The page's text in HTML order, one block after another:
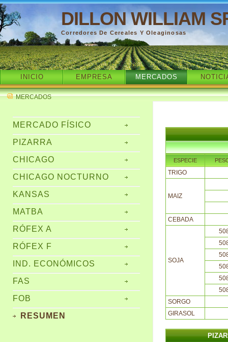
DILLON WILLIAM
Corredores De Cereales Y Oleaginosas
INICIO EMPRESA MERCADOS
MERCADOS
MERCADO FÍSICO
PIZARRA
CHICAGO
CHICAGO NOCTURNO
KANSAS
MATBA
RÓFEX A
RÓFEX F
IND. ECONÓMICOS
FAS
FOB
RESUMEN
ESPECIE
TRIGO
MAIZ
CEBADA
SOJA
SORGO
GIRASOL